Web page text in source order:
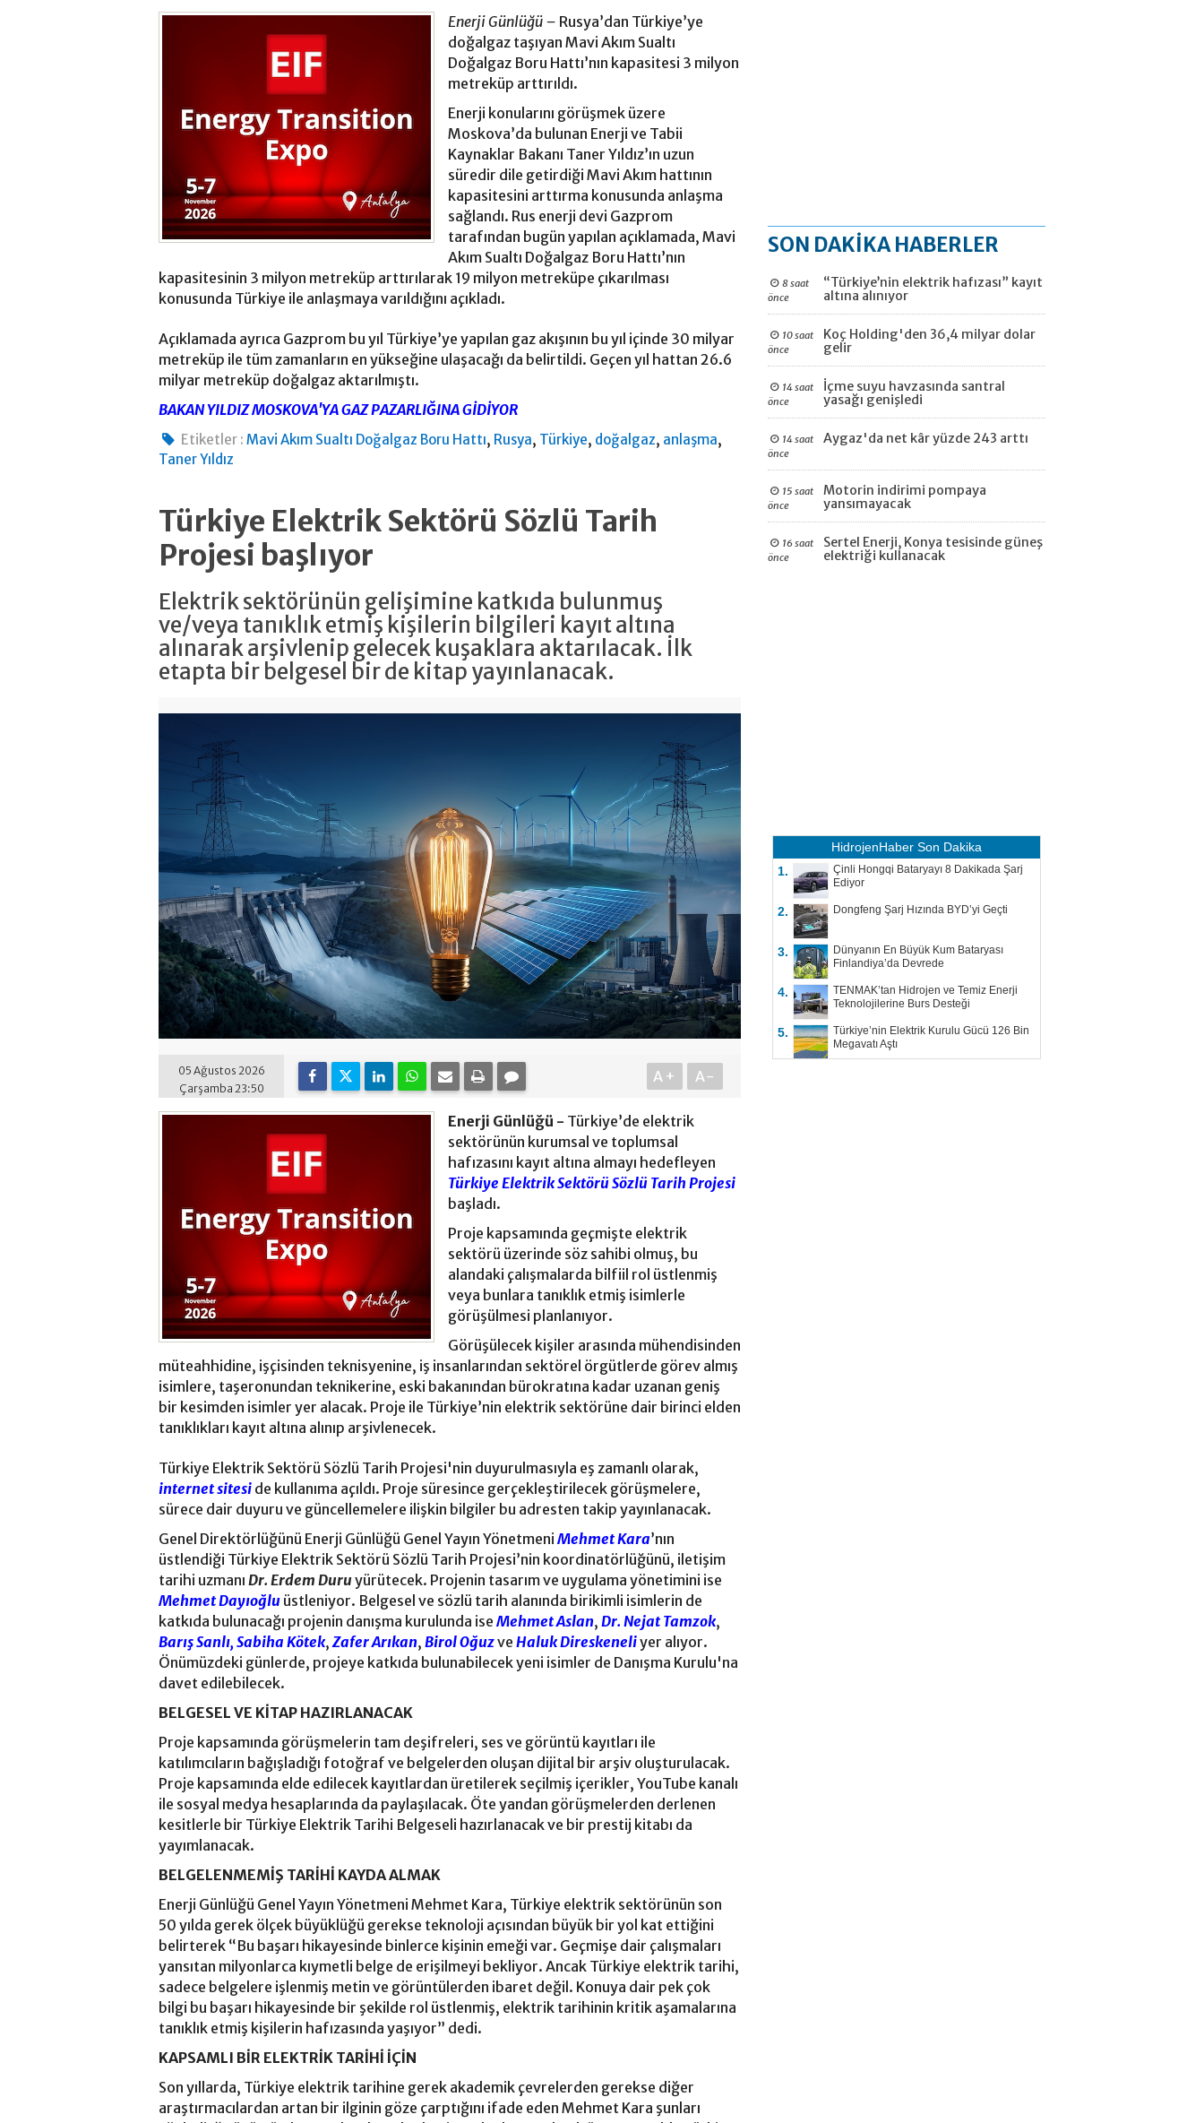
Enerji Günlüğü – Rusya’dan Türkiye’ye
doğalgaz taşıyan Mavi Akım Sualtı
Doğalgaz Boru Hattı’nın kapasitesi 3 milyon
metreküp arttırıldı.
Enerji konularını görüşmek üzere
Moskova’da bulunan Enerji ve Tabii
Kaynaklar Bakanı Taner Yıldız’ın uzun
süredir dile getirdiği Mavi Akım hattının
kapasitesini arttırma konusunda anlaşma
sağlandı. Rus enerji devi Gazprom
tarafından bugün yapılan açıklamada, Mavi
Akım Sualtı Doğalgaz Boru Hattı’nın
kapasitesinin 3 milyon metreküp arttırılarak 19 milyon metreküpe çıkarılması
konusunda Türkiye ile anlaşmaya varıldığını açıkladı.
Açıklamada ayrıca Gazprom bu yıl Türkiye’ye yapılan gaz akışının bu yıl içinde 30 milyar
metreküp ile tüm zamanların en yükseğine ulaşacağı da belirtildi. Geçen yıl hattan 26.6
milyar metreküp doğalgaz aktarılmıştı.
BAKAN YILDIZ MOSKOVA'YA GAZ PAZARLIĞINA GİDİYOR
Etiketler : Mavi Akım Sualtı Doğalgaz Boru Hattı, Rusya, Türkiye, doğalgaz, anlaşma,
Taner Yıldız
Türkiye Elektrik Sektörü Sözlü Tarih
Projesi başlıyor
Elektrik sektörünün gelişimine katkıda bulunmuş
ve/veya tanıklık etmiş kişilerin bilgileri kayıt altına
alınarak arşivlenip gelecek kuşaklara aktarılacak. İlk
etapta bir belgesel bir de kitap yayınlanacak.
05 Ağustos 2026
Çarşamba 23:50
A+ A-
Enerji Günlüğü - Türkiye’de elektrik
sektörünün kurumsal ve toplumsal
hafızasını kayıt altına almayı hedefleyen
Türkiye Elektrik Sektörü Sözlü Tarih Projesi
başladı.
Proje kapsamında geçmişte elektrik
sektörü üzerinde söz sahibi olmuş, bu
alandaki çalışmalarda bilfiil rol üstlenmiş
veya bunlara tanıklık etmiş isimlerle
görüşülmesi planlanıyor.
Görüşülecek kişiler arasında mühendisinden
müteahhidine, işçisinden teknisyenine, iş insanlarından sektörel örgütlerde görev almış
isimlere, taşeronundan teknikerine, eski bakanından bürokratına kadar uzanan geniş
bir kesimden isimler yer alacak. Proje ile Türkiye’nin elektrik sektörüne dair birinci elden
tanıklıkları kayıt altına alınıp arşivlenecek.
Türkiye Elektrik Sektörü Sözlü Tarih Projesi'nin duyurulmasıyla eş zamanlı olarak,
internet sitesi de kullanıma açıldı. Proje süresince gerçekleştirilecek görüşmelere,
sürece dair duyuru ve güncellemelere ilişkin bilgiler bu adresten takip yayınlanacak.
Genel Direktörlüğünü Enerji Günlüğü Genel Yayın Yönetmeni Mehmet Kara’nın
üstlendiği Türkiye Elektrik Sektörü Sözlü Tarih Projesi’nin koordinatörlüğünü, iletişim
tarihi uzmanı Dr. Erdem Duruyürütecek. Projenin tasarım ve uygulama yönetimini ise
Mehmet Dayıoğlu üstleniyor. Belgesel ve sözlü tarih alanında birikimli isimlerin de
katkıda bulunacağı projenin danışma kurulunda ise Mehmet Aslan, Dr. Nejat Tamzok,
Barış Sanlı, Sabiha Kötek,Zafer Arıkan, Birol Oğuzve Haluk Direskeneliyer alıyor.
Önümüzdeki günlerde, projeye katkıda bulunabilecek yeni isimler de Danışma Kurulu'na
davet edilebilecek.
BELGESEL VE KİTAP HAZIRLANACAK
Proje kapsamında görüşmelerin tam deşifreleri, ses ve görüntü kayıtları ile
katılımcıların bağışladığı fotoğraf ve belgelerden oluşan dijital bir arşiv oluşturulacak.
Proje kapsamında elde edilecek kayıtlardan üretilerek seçilmiş içerikler, YouTube kanalı
ile sosyal medya hesaplarında da paylaşılacak. Öte yandan görüşmelerden derlenen
kesitlerle bir Türkiye Elektrik Tarihi Belgeseli hazırlanacak ve bir prestij kitabı da
yayımlanacak.
BELGELENMEMİŞ TARİHİ KAYDA ALMAK
Enerji Günlüğü Genel Yayın Yönetmeni Mehmet Kara, Türkiye elektrik sektörünün son
50 yılda gerek ölçek büyüklüğü gerekse teknoloji açısından büyük bir yol kat ettiğini
belirterek “Bu başarı hikayesinde binlerce kişinin emeği var. Geçmişe dair çalışmaları
yansıtan milyonlarca kıymetli belge de erişilmeyi bekliyor. Ancak Türkiye elektrik tarihi,
sadece belgelere işlenmiş metin ve görüntülerden ibaret değil. Konuya dair pek çok
bilgi bu başarı hikayesinde bir şekilde rol üstlenmiş, elektrik tarihinin kritik aşamalarına
tanıklık etmiş kişilerin hafızasında yaşıyor” dedi.
KAPSAMLI BİR ELEKTRİK TARİHİ İÇİN
Son yıllarda, Türkiye elektrik tarihine gerek akademik çevrelerden gerekse diğer
araştırmacılardan artan bir ilginin göze çarptığını ifade eden Mehmet Kara şunları
SON DAKİKA HABERLER
8 saat
önce
“Türkiye’nin elektrik hafızası” kayıt
altına alınıyor
10 saat
önce
Koç Holding'den 36,4 milyar dolar
gelir
14 saat
önce
İçme suyu havzasında santral
yasağı genişledi
14 saat
önce
Aygaz'da net kâr yüzde 243 arttı
15 saat
önce
Motorin indirimi pompaya
yansımayacak
16 saat
önce
Sertel Enerji, Konya tesisinde güneş
elektriği kullanacak
HidrojenHaber Son Dakika
1.
Çinli Hongqi Bataryayı 8 Dakikada Şarj
Ediyor
2. Dongfeng Şarj Hızında BYD’yi Geçti
3.
Dünyanın En Büyük Kum Bataryası
Finlandiya’da Devrede
4.
TENMAK’tan Hidrojen ve Temiz Enerji
Teknolojilerine Burs Desteği
5.
Türkiye’nin Elektrik Kurulu Gücü 126 Bin
Megavatı Aştı